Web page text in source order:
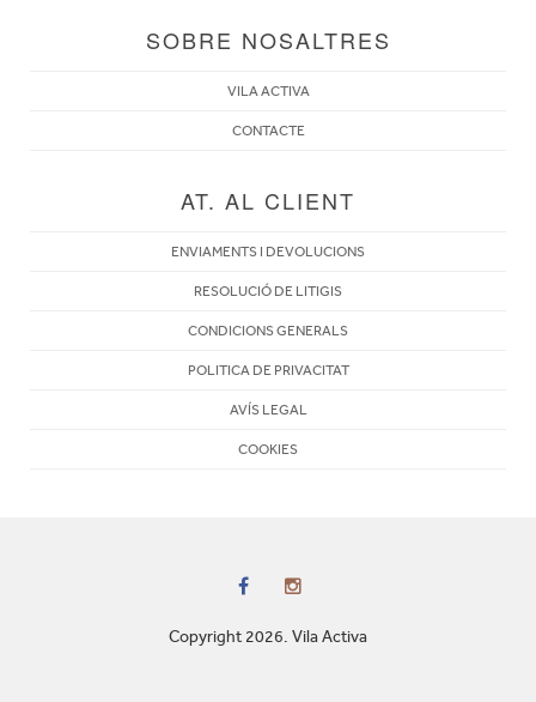
SOBRE NOSALTRES
VILA ACTIVA
CONTACTE
AT. AL CLIENT
ENVIAMENTS I DEVOLUCIONS
RESOLUCIÓ DE LITIGIS
CONDICIONS GENERALS
POLITICA DE PRIVACITAT
AVÍS LEGAL
COOKIES
Copyright 2026. Vila Activa